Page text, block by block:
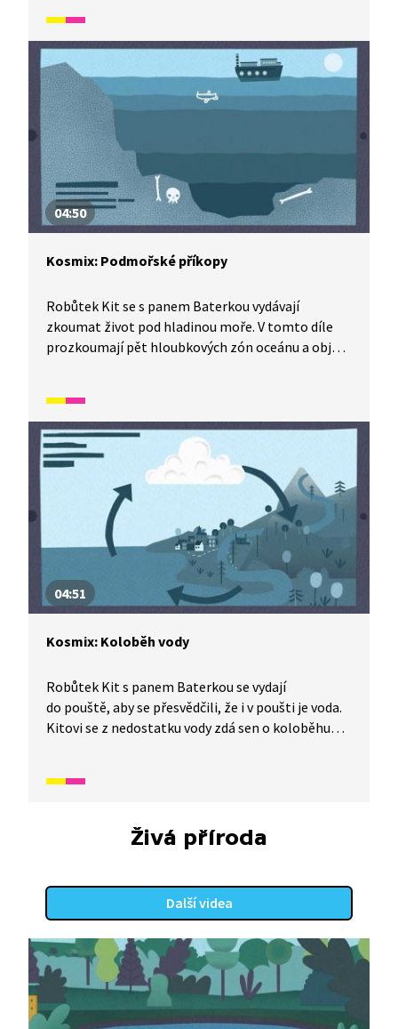
04:50
Kosmix: Podmořské příkopy
Robůtek Kit se s panem Baterkou vydávají
zkoumat život pod hladinou moře. V tomto díle
prozkoumají pět hloubkových zón oceánu a objeví
k ponoru do velkých hloubek. A co se při něm
naučili?
04:51
Kosmix: Koloběh vody
Robůtek Kit s panem Baterkou se vydají
do pouště, aby se přesvědčili, že i v poušti je voda.
Kitovi se z nedostatku vody zdá sen o koloběhu
Celé dobrodružství si prohlédněte v tomto díle
Živá příroda
Další videa